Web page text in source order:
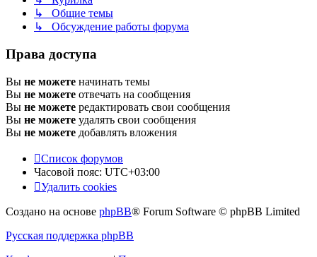
↳ Общие темы
↳ Обсуждение работы форума
Права доступа
Вы не можете начинать темы
Вы не можете отвечать на сообщения
Вы не можете редактировать свои сообщения
Вы не можете удалять свои сообщения
Вы не можете добавлять вложения
Список форумов
Часовой пояс: UTC+03:00
Удалить cookies
Создано на основе phpBB® Forum Software © phpBB Limited
Русская поддержка phpBB